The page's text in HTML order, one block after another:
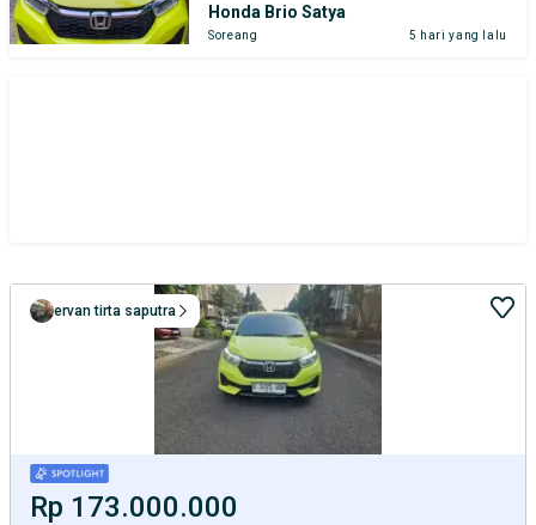
Honda Brio Satya
Soreang 5 hari yang lalu
Rp 173.000.000
ervan tirta saputra